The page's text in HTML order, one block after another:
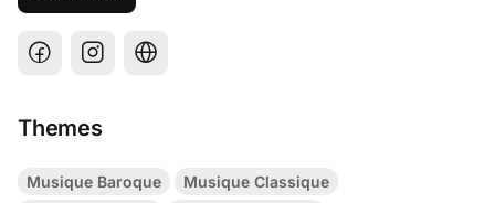
Themes
Musique Baroque
Musique Classique